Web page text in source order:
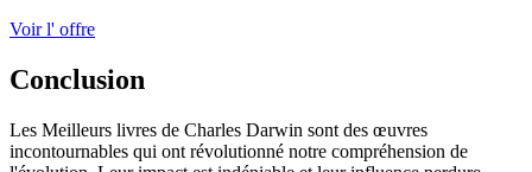
Voir l' offre
Conclusion
Les Meilleurs livres de Charles Darwin sont des œuvres
incontournables qui ont révolutionné notre compréhension de